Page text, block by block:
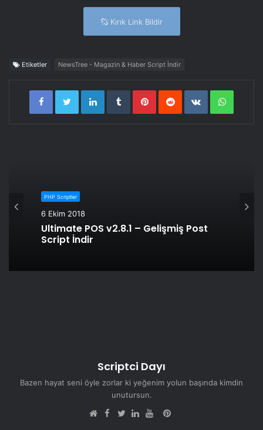
Kırık Link Bildir
Etiketler NewsTree - Magazin & Haber Script İndir
LinkedInTumblrPinterestReddit VKontakte
PHP Scriptler
6 Ekim 2018
Ultimate POS v2.8.1 – Gelişmiş Post
Script İndir
Scriptci Dayı
Bazen hayat seni öyle zorlar ki yeğenim yolun başında kimdin
unutursun.
Facebook
Pinterest